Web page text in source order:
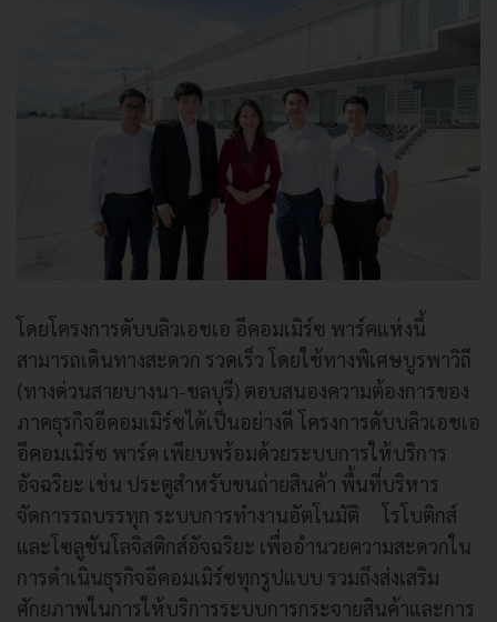
โดยโครงการดับบลิวเอชเอ อีคอมเมิร์ซ พาร์คแห่งนี้
สามารถเดินทางสะดวก รวดเร็ว โดยใช้ทางพิเศษบูรพาวิถี
(ทางด่วนสายบางนา-ชลบุรี) ตอบสนองความต้องการของ
ภาคธุรกิจอีคอมเมิร์ซได้เป็นอย่างดี โครงการดับบลิวเอชเอ
อีคอมเมิร์ซ พาร์ค เพียบพร้อมด้วยระบบการให้บริการ
อัจฉริยะ เช่น ประตูสำหรับขนถ่ายสินค้า พื้นที่บริหาร
จัดการรถบรรทุก ระบบการทำงานอัตโนมัติ โรโบติกส์
และโซลูชันโลจิสติกส์อัจฉริยะ เพื่ออำนวยความสะดวกใน
การดำเนินธุรกิจอีคอมเมิร์ซทุกรูปแบบ รวมถึงส่งเสริม
ศักยภาพในการให้บริการระบบการกระจายสินค้าและการ